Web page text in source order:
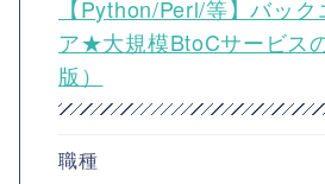
【Python/Perl/等】バッ
ア★大規模BtoCサービス
版）
職種